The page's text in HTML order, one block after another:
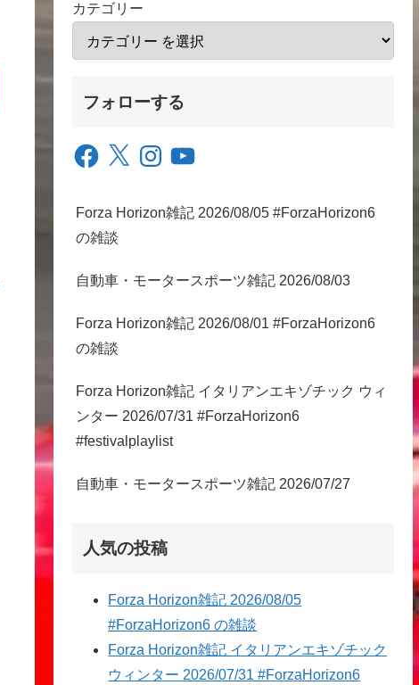
カテゴリー
フォローする
Facebook
X InstagramYouTube
Forza Horizon雑記 2026/08/05 #ForzaHorizon6
の雑談
自動車・モータースポーツ雑記 2026/08/03
Forza Horizon雑記 2026/08/01 #ForzaHorizon6
の雑談
Forza Horizon雑記 イタリアンエキゾチック ウィ
ンター 2026/07/31 #ForzaHorizon6
#festivalplaylist
自動車・モータースポーツ雑記 2026/07/27
人気の投稿
Forza Horizon雑記 2026/08/05
#ForzaHorizon6 の雑談
Forza Horizon雑記 イタリアンエキゾチック
ウィンター 2026/07/31 #ForzaHorizon6